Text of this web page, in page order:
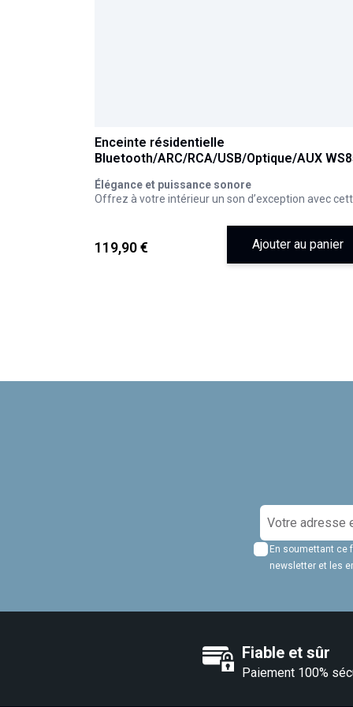
Enceinte résidentielle
Bluetooth/ARC/RCA/USB/Optique/AUX
Élégance et puissance sonore
Offrez à votre intérieur un son d’exception avec
façade en tissu. Profitez d’une connectivité avancée
avec Bluetooth 5.3, des entrées multiples (TV Audio,
optique, RCA…) et un égaliseur ajustable pour une
119,90 € Ajouter au panier
n
s
i
t
i
En soumettant ce
newsletter et les
Fiable et sûr
Paiement 100%